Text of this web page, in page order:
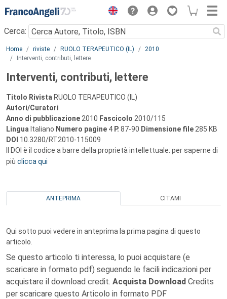
Menu
Cerca:
Main content
Home riviste RUOLO TERAPEUTICO (IL)
2010
Interventi, contributi, lettere
Interventi, contributi, lettere
Titolo Rivista RUOLO TERAPEUTICO (IL)
Autori/Curatori
Anno di pubblicazione 2010 Fascicolo 2010/115
Lingua Italiano Numero pagine 4 P. 87-90 Dimensione file 285 KB
DOI 10.3280/RT2010-115009
Il DOI è il codice a barre della proprietà intellettuale: per saperne di
più clicca qui
ANTEPRIMA CITAMI
Qui sotto puoi vedere in anteprima la prima pagina di questo
articolo.
Se questo articolo ti interessa, lo puoi acquistare (e
scaricare in formato pdf) seguendo le facili indicazioni per
acquistare il download credit. Acquista Download Credits
per scaricare questo Articolo in formato PDF